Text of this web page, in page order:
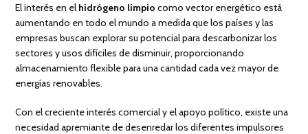
El interés en el hidrógeno limpio como vector energético está
aumentando en todo el mundo a medida que los países y las
empresas buscan explorar su potencial para descarbonizar los
sectores y usos difíciles de disminuir, proporcionando
almacenamiento flexible para una cantidad cada vez mayor de
energías renovables.
Con el creciente interés comercial y el apoyo político, existe una
necesidad apremiante de desenredar los diferentes impulsores